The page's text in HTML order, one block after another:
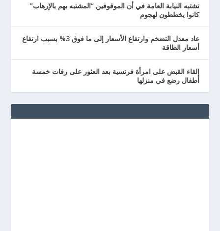
تشتبه النيابة العامة في أن الموقوفين “المشتبه بهم بالإرهاب”
كانوا يخططون لهجوم
عاد معدل التضخم وارتفاع الأسعار إلى ما فوق 3% بسبب ارتفاع
أسعار الطاقة
إلقاء القبض على امرأة فرنسية بعد العثور على رفات خمسة
أطفال رضع في منزلها